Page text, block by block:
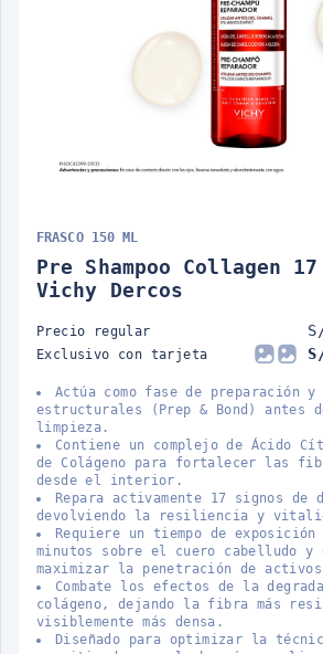
FRASCO 150 ML
Pre Shampoo Collagen
Vichy Dercos
Precio regular
Exclusivo con tarjeta
Actúa como fase de preparación y
estructurales (Prep & Bond) antes
limpieza.
Contiene un complejo de Ácido
de Colágeno para fortalecer las
desde el interior.
Repara activamente 17 signos de
devolviendo la resiliencia y
Requiere un tiempo de
minutos sobre el cuero cabelludo
maximizar la penetración de
Combate los efectos de la
colágeno, dejando la fibra más
visiblemente más densa.
Diseñado para optimizar la